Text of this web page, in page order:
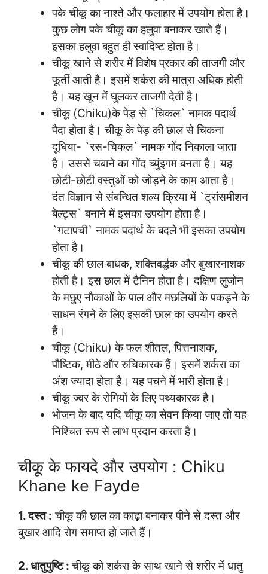
पके चीकू का नाश्ते और फलाहार में उपयोग होता है।
कुछ लोग पके चीकू का हलुवा बनाकर खाते हैं।
इसका हलुवा बहुत ही स्वादिष्ट होता है।
चीकू खाने से शरीर में विशेष प्रकार की ताजगी और
फूर्ती आती है। इसमें शर्करा की मात्रा अधिक होती
है। यह खून में घुलकर ताजगी देती है।
चीकू (Chiku)के पेड़ से `चिकल` नामक पदार्थ
पैदा होता है। चीकू के पेड़ की छाल से चिकना
दूधिया- `रस-चिकल` नामक गोंद निकाला जाता
है। उससे चबाने का गोंद च्युंइगम बनता है। यह
छोटी-छोटी वस्तुओं को जोड़ने के काम आता है।
दंत विज्ञान से संबन्धित शल्य क्रिया में `ट्रांसमीशन
बेल्ट्स` बनाने में इसका उपयोग होता है।
`गटापची` नामक पदार्थ के बदले भी इसका उपयोग
होता है।
चीकू की छाल बाधक, शक्तिवर्द्धक और बुखारनाशक
होती है। इस छाल में टैनिन होता है। दक्षिण लुजोन
के मछुए नौकाओं के पाल और मछलियों के पकड़ने के
साधन रंगने के लिए इसकी छाल का उपयोग करते
हैं।
चीकू (Chiku) के फल शीतल, पित्तनाशक,
पौष्टिक, मीठे और रुचिकारक हैं। इसमें शर्करा का
अंश ज्यादा होता है। यह पचने में भारी होता है।
चीकू ज्वर के रोगियों के लिए पथ्यकारक है।
भोजन के बाद यदि चीकू का सेवन किया जाए तो यह
निश्चित रूप से लाभ प्रदान करता है।
चीकू के फायदे और उपयोग : Chiku
Khane ke Fayde
1. दस्त : चीकू की छाल का काढ़ा बनाकर पीने से दस्त और
बुखार आदि रोग समाप्त हो जाते हैं।
2. धातुपुष्टि :चीकू को शर्करा के साथ खाने से शरीर में धातु